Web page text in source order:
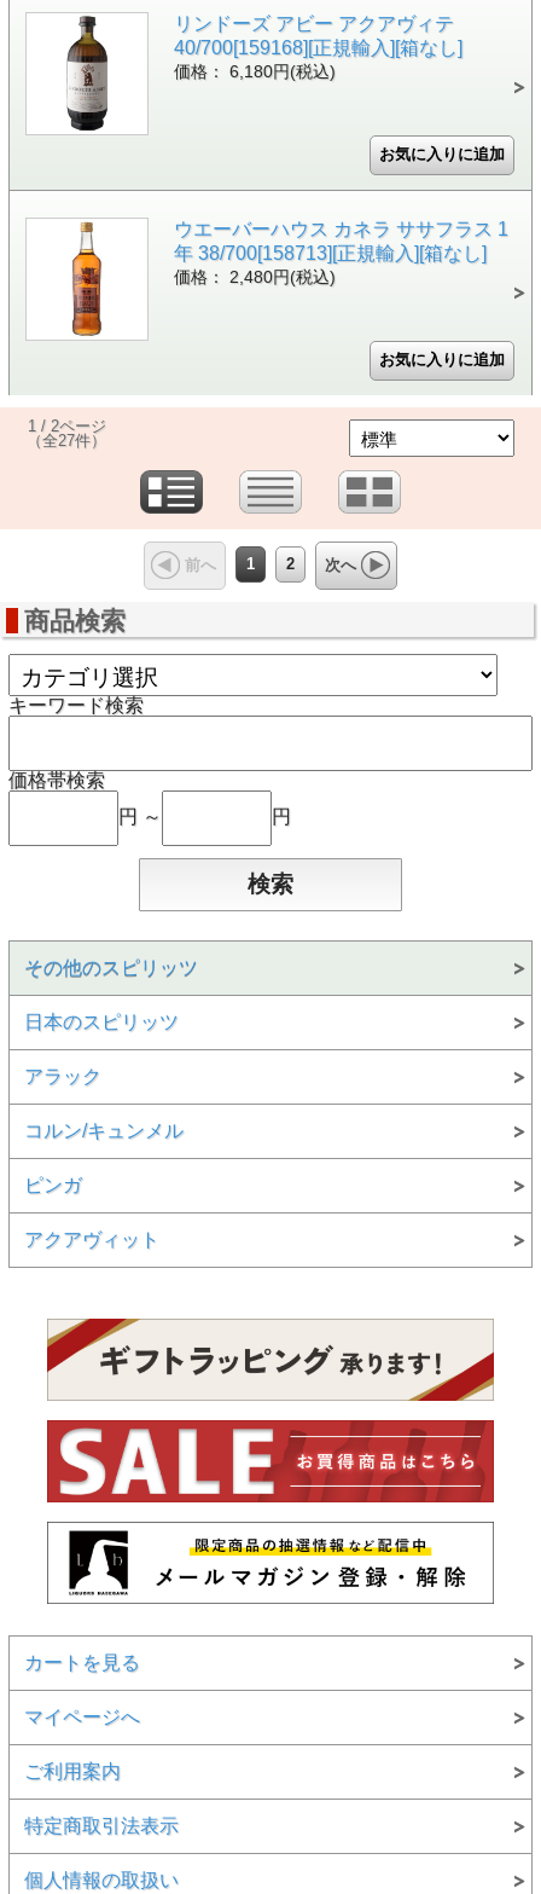
リンドーズ アビー アクアヴィテ
40/700[159168][正規輸入][箱なし]
価格： 6,180円(税込)
ウエーバーハウス カネラ ササフラス 1
年 38/700[158713][正規輸入][箱なし]
価格： 2,480円(税込)
1 / 2ページ
（全27件）
前へ 1 2 次へ
商品検索
キーワード検索
価格帯検索
円 ～
円
その他のスピリッツ
日本のスピリッツ
アラック
コルン/キュンメル
ピンガ
アクアヴィット
カートを見る
マイページへ
ご利用案内
特定商取引法表示
個人情報の取扱い